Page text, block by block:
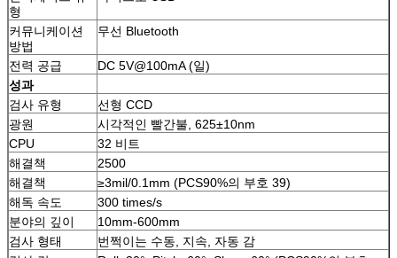
형
커뮤니케이션
방법
무선 Bluetooth
전력 공급
DC 5V@100mA (일)
성과
검사 유형
선형 CCD
광원
시각적인 빨간불, 625±10nm
CPU
32 비트
해결책
2500
해결책
≥3mil/0.1mm (PCS90%의 부호 39)
해독 속도
300 times/s
분야의 깊이
10mm-600mm
검사 형태
번쩍이는 수동, 지속, 자동 감